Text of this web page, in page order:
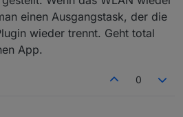
einen Ausgangstask, der die
wieder trennt. Geht total
App.
0